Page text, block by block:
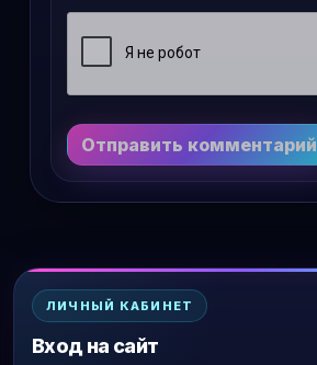
Отправить комментарий
ЛИЧНЫЙ КАБИНЕТ
Вход на сайт